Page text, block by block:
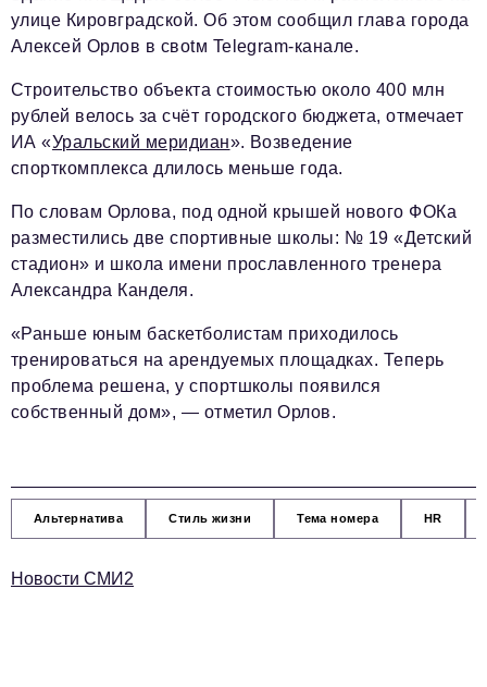
partner@business-magazine.online
улице Кировградской. Об этом сообщил глава города
Алексей Орлов в своtм Telegram-канале.
Строительство объекта стоимостью около 400 млн
рублей велось за счёт городского бюджета, отмечает
ИА «Уральский меридиан». Возведение
спорткомплекса длилось меньше года.
По словам Орлова, под одной крышей нового ФОКа
разместились две спортивные школы: № 19 «Детский
стадион» и школа имени прославленного тренера
Александра Канделя.
«Раньше юным баскетболистам приходилось
тренироваться на арендуемых площадках. Теперь
проблема решена, у спортшколы появился
собственный дом», — отметил Орлов.
Альтернатива Стиль жизни Тема номера HR
Новости СМИ2